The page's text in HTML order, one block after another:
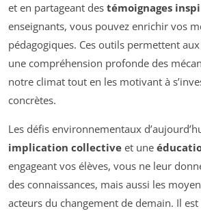
et en partageant des témoignages
enseignants, vous pouvez enrichir vos
pédagogiques. Ces outils permettent
une compréhension profonde des
notre climat tout en les motivant à
concrètes.
Les défis environnementaux
implication collective et une
engageant vos élèves, vous ne leur
des connaissances, mais aussi les
acteurs du changement de demain. Il